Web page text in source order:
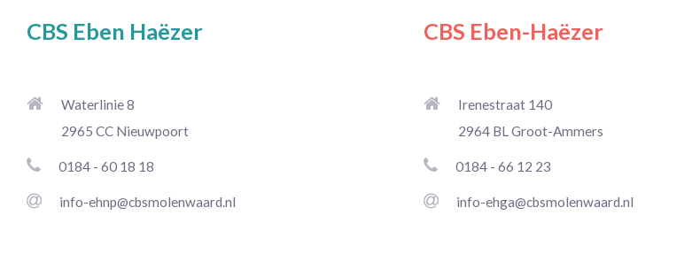
CBS Eben Haëzer
Waterlinie 8
2965 CC Nieuwpoort
0184 - 60 18 18
info-ehnp@cbsmolenwaard.nl
CBS Eben-Haëzer
Irenestraat 140
2964 BL Groot-Ammers
0184 - 66 12 23
info-ehga@cbsmolenwaard.nl